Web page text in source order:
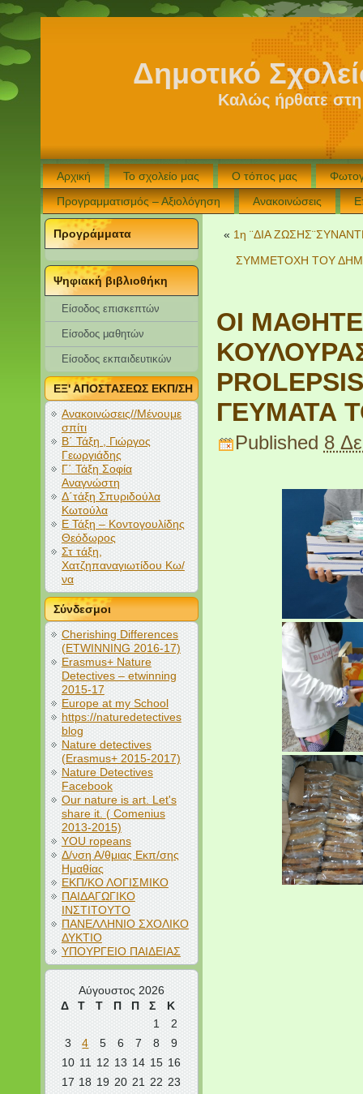
Δημοτικό
Καλώς ήρθατε
Αρχική Το σχολείο μας Ο τόπος μας
Προγραμματισμός – Αξιολόγηση
Ανακοινώσεις
Προγράμματα
Ψηφιακή βιβλιοθήκη
Είσοδος επισκεπτών
Eίσοδος μαθητών
Είσοδος εκπαιδευτικών
ΕΞ' ΑΠΟΣΤΑΣΕΩΣ ΕΚΠ/ΣΗ
Ανακοινώσεις//Μένουμε
σπίτι
Β΄ Τάξη , Γιώργος
Γεωργιάδης
Γ΄ Τάξη Σοφία
Αναγνώστη
Δ΄τάξη Σπυριδούλα
Κωτούλα
Ε Τάξη – Κοντογουλίδης
Θεόδωρος
Στ τάξη,
Χατζηπαναγιωτίδου Κω/
να
Σύνδεσμοι
Cherishing Differences
(ETWINNING 2016-17)
Erasmus+ Nature
Detectives – etwinning
2015-17
Europe at my School
https://naturedetectives
blog
Nature detectives
(Erasmus+ 2015-2017)
Nature Detectives
Facebook
Our nature is art. Let's
share it. ( Comenius
2013-2015)
YOU ropeans
Δ/νση Α/θμιας Εκπ/σης
Ημαθίας
ΕΚΠ/ΚΟ ΛΟΓΙΣΜΙΚΟ
ΠΑΙΔΑΓΩΓΙΚΟ
ΙΝΣΤΙΤΟΥΤΟ
ΠΑΝΕΛΛΗΝΙΟ ΣΧΟΛΙΚΟ
ΔΥΚΤΙΟ
ΥΠΟΥΡΓΕΙΟ ΠΑΙΔΕΙΑΣ
Αύγουστος 2026
Δ
Τ Τ Π Π Σ Κ
1
2
3
4 5 6 7 8
9
10 11 12 13 14 15 16
17 18 19 20 21 22 23
« 1η ¨ΔΙΑ
ΣΥΜΜΕΤΟΧΗ ΤΟΥ
ΟΙ
ΓΕΥΜΑΤΑ
Published 8